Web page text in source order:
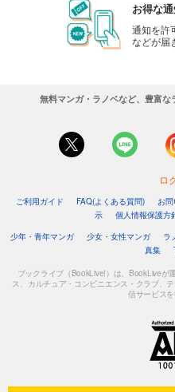
お得な
通知を許
などが届
無料マンガ・ラノベなど、豊富な
ロ
ご利用ガイド FAQ(よくある質問) お
示
個人情報保護方
少年・青年マンガ
少女・女性マンガ ラ
真集
ブックライブ（BookLive!）は、BookLiveが
ス、カルチュア・コンビニエンス・クラブ、
信サービスを